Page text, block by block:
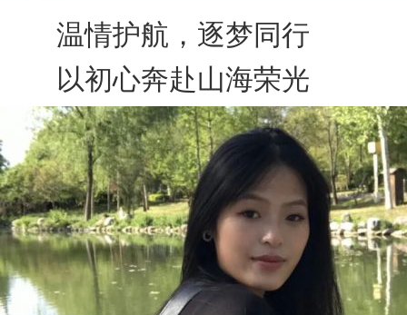
温情护航，逐梦同行
以初心奔赴山海荣光